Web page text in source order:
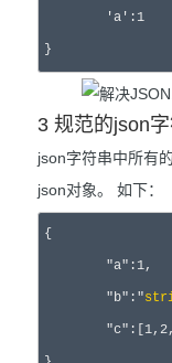
}
3 规范的json
json字符串中所有
json对象。 如下：
{
	"b":"